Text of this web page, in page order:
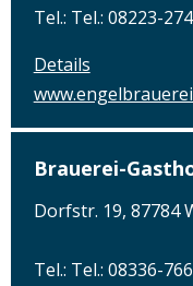
Tel.: Tel.: 08223-274
Details
Brauerei-
Dorfstr. 19, 87784
Tel.: Tel.: 08336-